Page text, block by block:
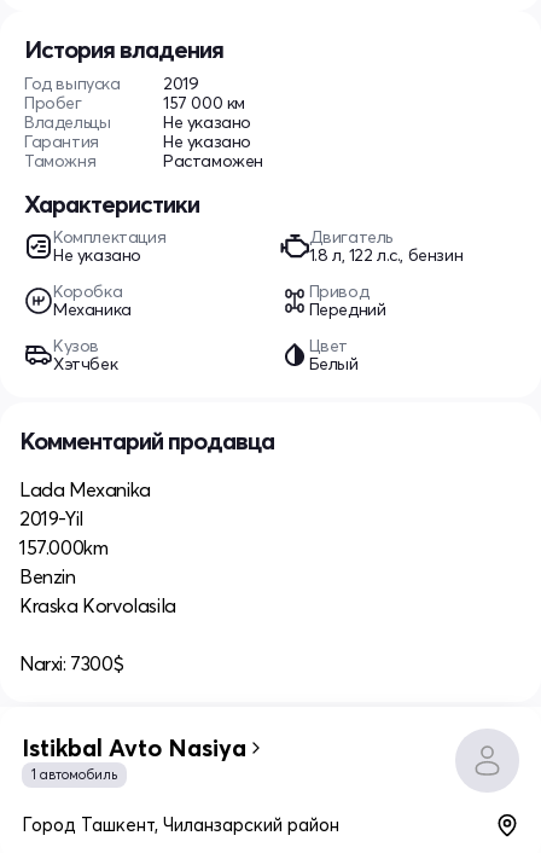
История владения
Год выпуска
2019
Пробег
157 000 км
Владельцы
Не указано
Гарантия
Не указано
Таможня
Растаможен
Характеристики
Комплектация
Не указано
Двигатель
1.8 л, 122 л.с., бензин
Коробка
Механика
Привод
Передний
Кузов
Хэтчбек
Цвет
Белый
Комментарий продавца
Lada Mexanika
2019-Yil
157.000km
Benzin
Kraska Korvolasila
Narxi: 7300$
Istikbal Avto Nasiya
1 автомобиль
Город Ташкент, Чиланзарский район